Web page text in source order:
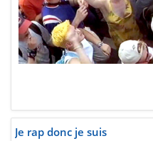
Je rap donc je suis